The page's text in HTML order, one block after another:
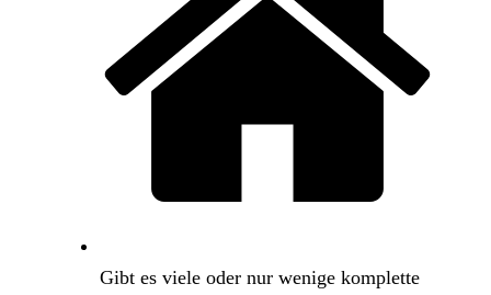
Gibt es viele oder nur wenige komplette